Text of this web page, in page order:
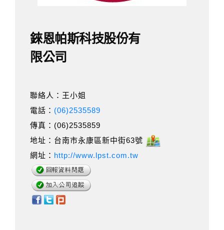
錸恩帕斯科技股份有
限公司
聯絡人：王小姐
電話： (06)2535589
傳真：(06)2535859
地址：台南市永康區新中街63號
網址： http://www.lpst.com.tw